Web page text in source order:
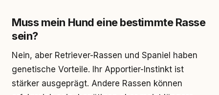
Muss mein Hund eine bestimmte Rasse
sein?
Nein, aber Retriever-Rassen und Spaniel haben
genetische Vorteile. Ihr Apportier-Instinkt ist
stärker ausgeprägt. Andere Rassen können